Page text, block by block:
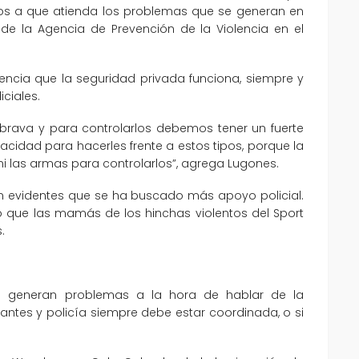
a que atienda los problemas que se generan en
la Agencia de Prevención de la Violencia en el
que la seguridad privada funciona, siempre y
y para controlarlos debemos tener un fuerte
para hacerles frente a estos tipos, porque la
armas para controlarlos”, agrega Lugones.
evidentes que se ha buscado más apoyo policial.
las mamás de los hinchas violentos del Sport
generan problemas a la hora de hablar de la
y policía siempre debe estar coordinada, o si